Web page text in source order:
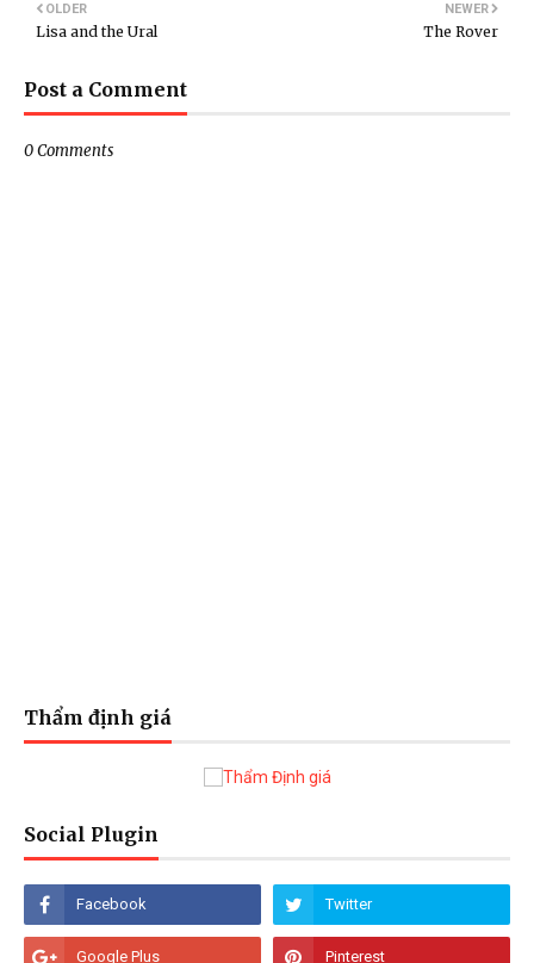
NEWER
The Rover
OLDER
Lisa and the Ural
Post a Comment
0 Comments
Thẩm định giá
Social Plugin